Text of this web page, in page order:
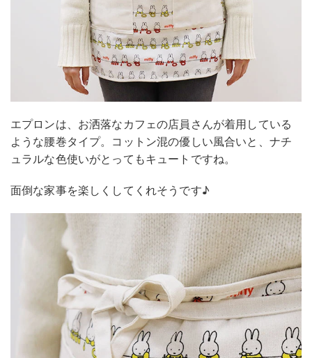
エプロンは、お洒落なカフェの店員さんが着用している
ような腰巻タイプ。コットン混の優しい風合いと、ナチ
ュラルな色使いがとってもキュートですね。
面倒な家事を楽しくしてくれそうです♪